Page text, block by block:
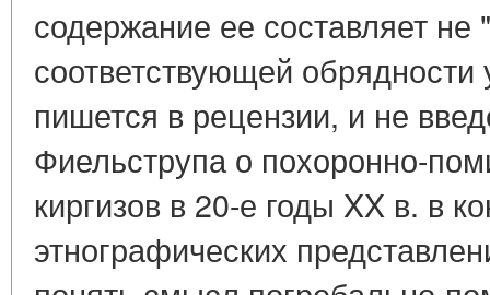
содержание ее составляет не
соответствующей обрядности
пишется в рецензии, и не
Фиельструпа о похоронно-
киргизов в 20-е годы XX в. в
этнографических